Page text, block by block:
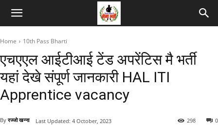
Home 10th Pass Bharti
एचएएल आईटीआई टेंड अपरेंटिस मै भर्ती
यहां देखे संपूर्ण जानकारी HAL ITI
Apprentice vacancy
By रज्जो खन्ना 0
298
Last Updated: 4 October, 2023